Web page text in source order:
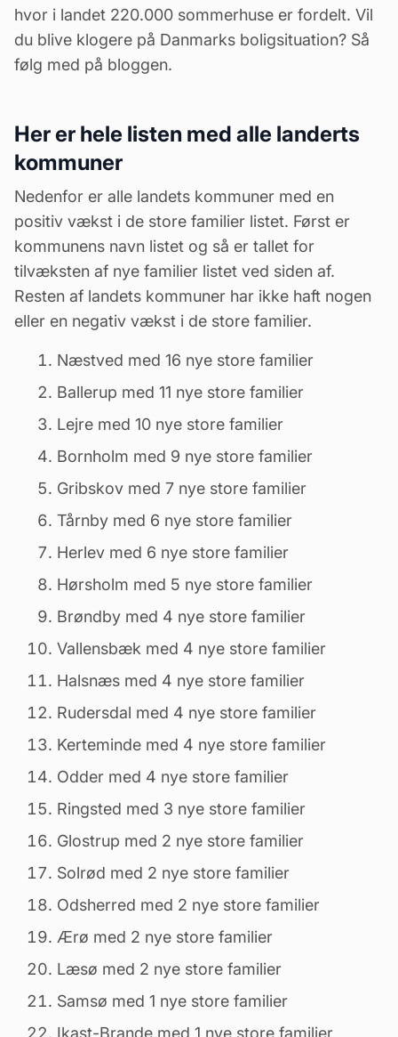
hvor i landet 220.000 sommerhuse er fordelt. Vil
du blive klogere på Danmarks boligsituation? Så
følg med på bloggen.
Her er hele listen med alle landerts
kommuner
Nedenfor er alle landets kommuner med en
positiv vækst i de store familier listet. Først er
kommunens navn listet og så er tallet for
tilvæksten af nye familier listet ved siden af.
Resten af landets kommuner har ikke haft nogen
eller en negativ vækst i de store familier.
Næstved med 16 nye store familier
Ballerup med 11 nye store familier
Lejre med 10 nye store familier
Bornholm med 9 nye store familier
Gribskov med 7 nye store familier
Tårnby med 6 nye store familier
Herlev med 6 nye store familier
Hørsholm med 5 nye store familier
Brøndby med 4 nye store familier
Vallensbæk med 4 nye store familier
Halsnæs med 4 nye store familier
Rudersdal med 4 nye store familier
Kerteminde med 4 nye store familier
Odder med 4 nye store familier
Ringsted med 3 nye store familier
Glostrup med 2 nye store familier
Solrød med 2 nye store familier
Odsherred med 2 nye store familier
Ærø med 2 nye store familier
Læsø med 2 nye store familier
Samsø med 1 nye store familier
Ikast-Brande med 1 nye store familier